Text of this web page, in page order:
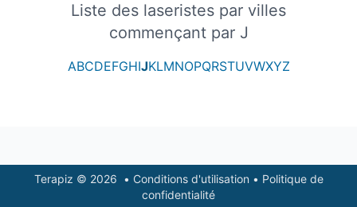
Liste des laseristes par villes
commençant par J
ABCDEFGHIJKLMNOPQRSTUVWXYZ
FooterTerapiz © 2026 • Conditions d'utilisation • Politique de
confidentialité